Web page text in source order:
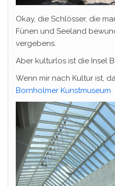
Okay, die Schlösser, die
Fünen und Seeland
vergebens.
Aber kulturlos ist die Insel
Wenn mir nach Kultur ist,
Bornholmer Kunstmuseum